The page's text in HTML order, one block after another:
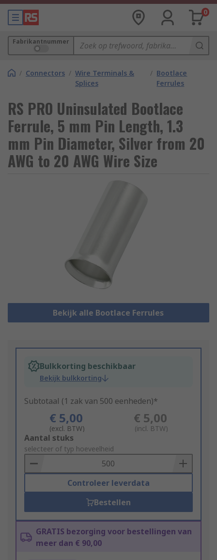
0
Fabrikantnummer
/ Connectors / Wire Terminals &
Splices
/ Bootlace
Ferrules
RS PRO Uninsulated Bootlace
Ferrule, 5 mm Pin Length, 1.3
mm Pin Diameter, Silver from 20
AWG to 20 AWG Wire Size
Bekijk alle Bootlace Ferrules
Bulkkorting beschikbaar
Bekijk bulkkorting
Subtotaal (1 zak van 500 eenheden)*
€ 5,00
(excl. BTW)
€ 5,00
(incl. BTW)
Add
to
Basket
Aantal stuks
selecteer of typ hoeveelheid
Controleer leverdata
Bestellen
GRATIS bezorging voor bestellingen van
meer dan € 90,00